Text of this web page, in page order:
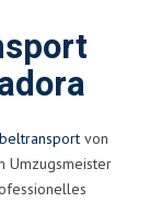
von
Umzugsmeister